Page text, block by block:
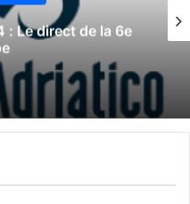
Le direct de la 5e